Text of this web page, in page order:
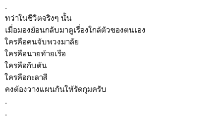
.
ทว่าในชีวิตจริงๆ นั้น
เมื่อมองย้อนกลับมาดูเรื่องใกล้ตัวของตนเอง
ใครคือคนจับพวงมาลัย
ใครคือนายท้ายเรือ
ใครคือกับตัน
ใครคือกะลาสี
คงต้องวางแผนกันให้รัดกุมครับ
.
.